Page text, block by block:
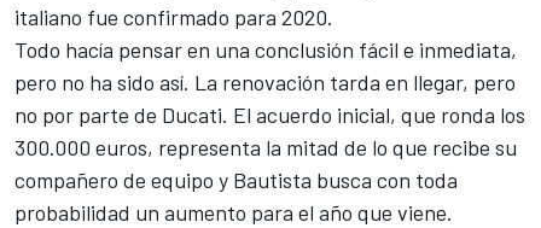
italiano fue confirmado para 2020.
Todo hacía pensar en una conclusión fácil e inmediata,
pero no ha sido así. La renovación tarda en llegar, pero
no por parte de Ducati. El acuerdo inicial, que ronda los
300.000 euros, representa la mitad de lo que recibe su
compañero de equipo y Bautista busca con toda
probabilidad un aumento para el año que viene.